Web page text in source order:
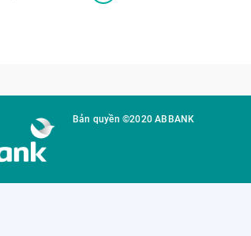
Bản quyền ©2020 ABBANK